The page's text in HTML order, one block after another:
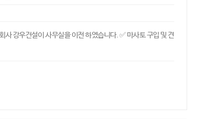
강우건설이 사무실을 이전 하였습니다. ✅ 마사토 구입 및 견